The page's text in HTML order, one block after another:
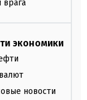
врага
экономики
новости